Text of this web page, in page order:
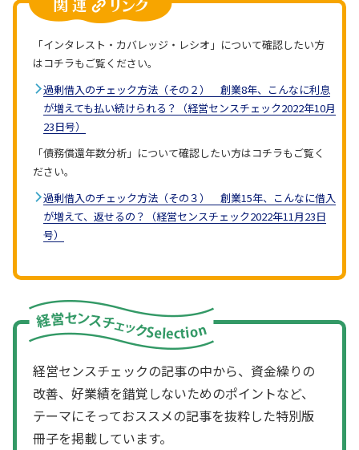
「インタレスト・カバレッジ・レシオ」について確認したい方
はコチラもご覧ください。
過剰借入のチェック方法（その２） 創業8年、こんなに利息
が増えても払い続けられる？（経営センスチェック2022年10月
23日号）
「債務償還年数分析」について確認したい方はコチラもご覧く
ださい。
過剰借入のチェック方法（その３） 創業15年、こんなに借入
が増えて、返せるの？（経営センスチェック2022年11月23日
号）
経営センスチェックの記事の中から、資金繰りの
改善、好業績を錯覚しないためのポイントなど、
テーマにそっておススメの記事を抜粋した特別版
冊子を掲載しています。